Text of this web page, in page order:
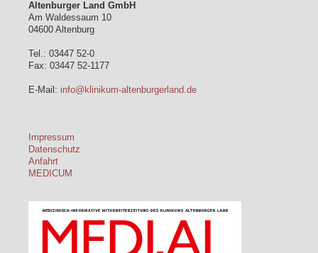
Altenburger Land GmbH
Am Waldessaum 10
04600 Altenburg
Tel.: 03447 52-0
Fax: 03447 52-1177
E-Mail: info@klinikum-altenburgerland.de
Impressum
Datenschutz
Anfahrt
MEDICUM